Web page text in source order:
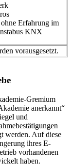
Erfahrung im
KNX
vorausgesetzt.
Gremium
anerkannt“
und
werden. Auf diese
ihres E-
vorhandenen
haben.